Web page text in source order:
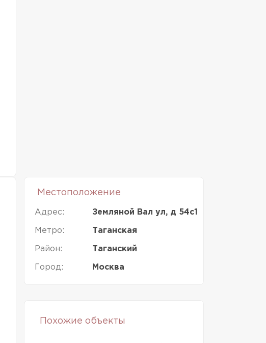
Местоположение
Адрес: Земляной Вал ул, д 54с1
Метро: Таганская
Район: Таганский
Город: Москва
Похожие объекты